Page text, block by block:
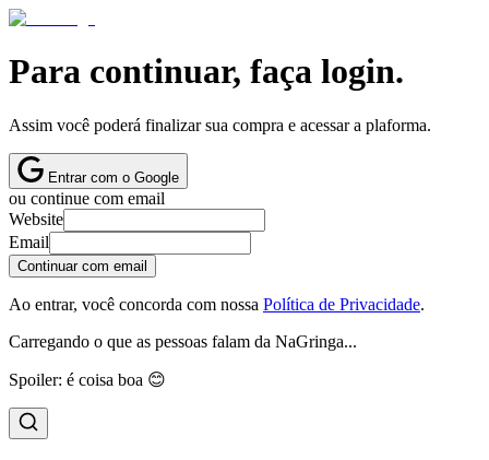
Para continuar, faça login.
Assim você poderá finalizar sua compra e acessar a plaforma.
Entrar com o Google
ou continue com email
Website
Email
Continuar com email
Ao entrar, você concorda com nossa Política de Privacidade.
Carregando o que as pessoas falam da NaGringa...
Spoiler: é coisa boa 😊